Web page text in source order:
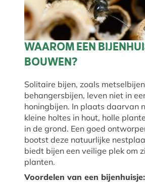
WAAROM EEN
BOUWEN?
Solitaire bijen, zoals
behangersbijen, leven niet in
honingbijen. In plaats daarvan
kleine holtes in hout, holle
in de grond. Een goed
bootst deze natuurlijke
biedt bijen een veilige plek om
planten.
Voordelen van een bijenhuisje: